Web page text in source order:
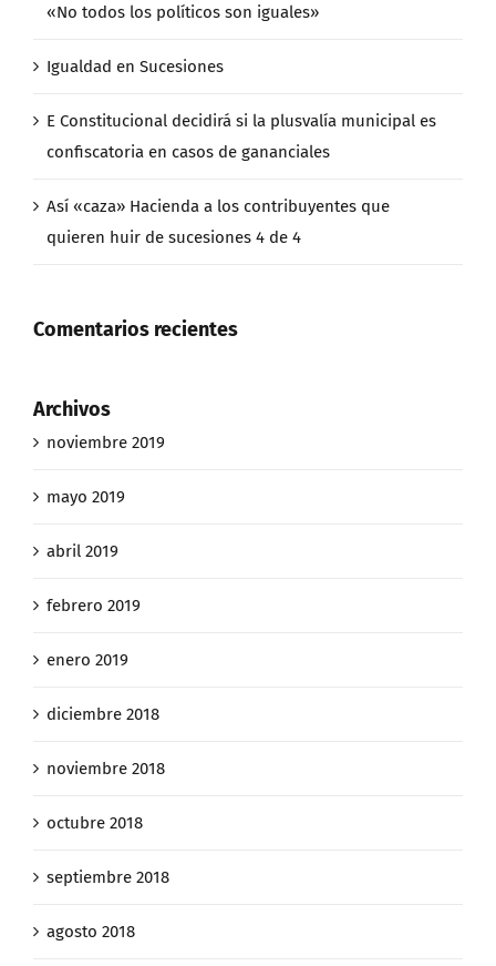
«No todos los políticos son iguales»
Igualdad en Sucesiones
E Constitucional decidirá si la plusvalía municipal es
confiscatoria en casos de gananciales
Así «caza» Hacienda a los contribuyentes que
quieren huir de sucesiones 4 de 4
Comentarios recientes
Archivos
noviembre 2019
mayo 2019
abril 2019
febrero 2019
enero 2019
diciembre 2018
noviembre 2018
octubre 2018
septiembre 2018
agosto 2018